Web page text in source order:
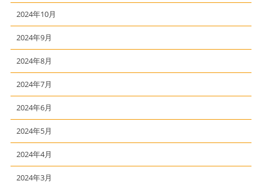
2024年10月
2024年9月
2024年8月
2024年7月
2024年6月
2024年5月
2024年4月
2024年3月